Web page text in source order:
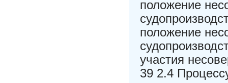
положение
положение
участия
39 2.4